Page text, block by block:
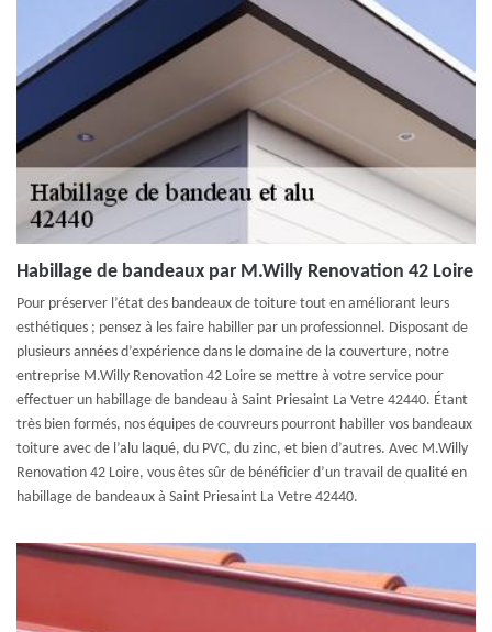
Habillage de bandeaux par M.Willy Renovation 42 Loire
Pour préserver l’état des bandeaux de toiture tout en améliorant leurs
esthétiques ; pensez à les faire habiller par un professionnel. Disposant de
plusieurs années d’expérience dans le domaine de la couverture, notre
entreprise M.Willy Renovation 42 Loire se mettre à votre service pour
effectuer un habillage de bandeau à Saint Priesaint La Vetre 42440. Étant
très bien formés, nos équipes de couvreurs pourront habiller vos bandeaux
toiture avec de l’alu laqué, du PVC, du zinc, et bien d’autres. Avec M.Willy
Renovation 42 Loire, vous êtes sûr de bénéficier d’un travail de qualité en
habillage de bandeaux à Saint Priesaint La Vetre 42440.